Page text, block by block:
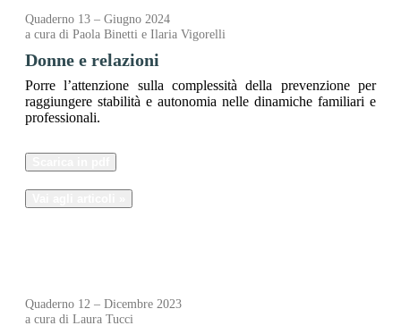
Quaderno 13 – Giugno 2024
a cura di Paola Binetti e Ilaria Vigorelli
Donne e relazioni
Porre l’attenzione sulla complessità della prevenzione per
raggiungere stabilità e autonomia nelle dinamiche familiari e
professionali.
Quaderno 12 – Dicembre 2023
a cura di Laura Tucci